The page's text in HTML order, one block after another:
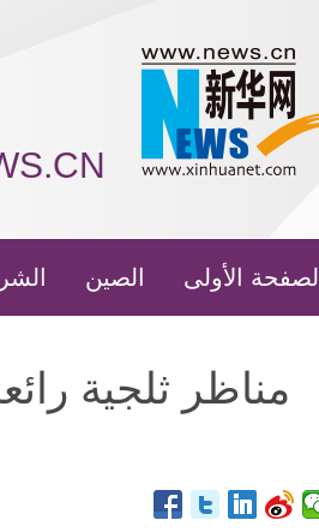
الصفحة الأولى الصين
مناظر ثلجية